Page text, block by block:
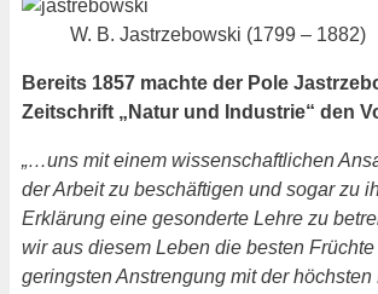
W. B. Jastrzebowski (1799 – 1882)
Bereits 1857 machte der Pole
Zeitschrift „Natur und Industrie“ den
„…uns mit einem wissenschaftlichen
der Arbeit zu beschäftigen und sogar zu
Erklärung eine gesonderte Lehre zu
wir aus diesem Leben die besten
geringsten Anstrengung mit der